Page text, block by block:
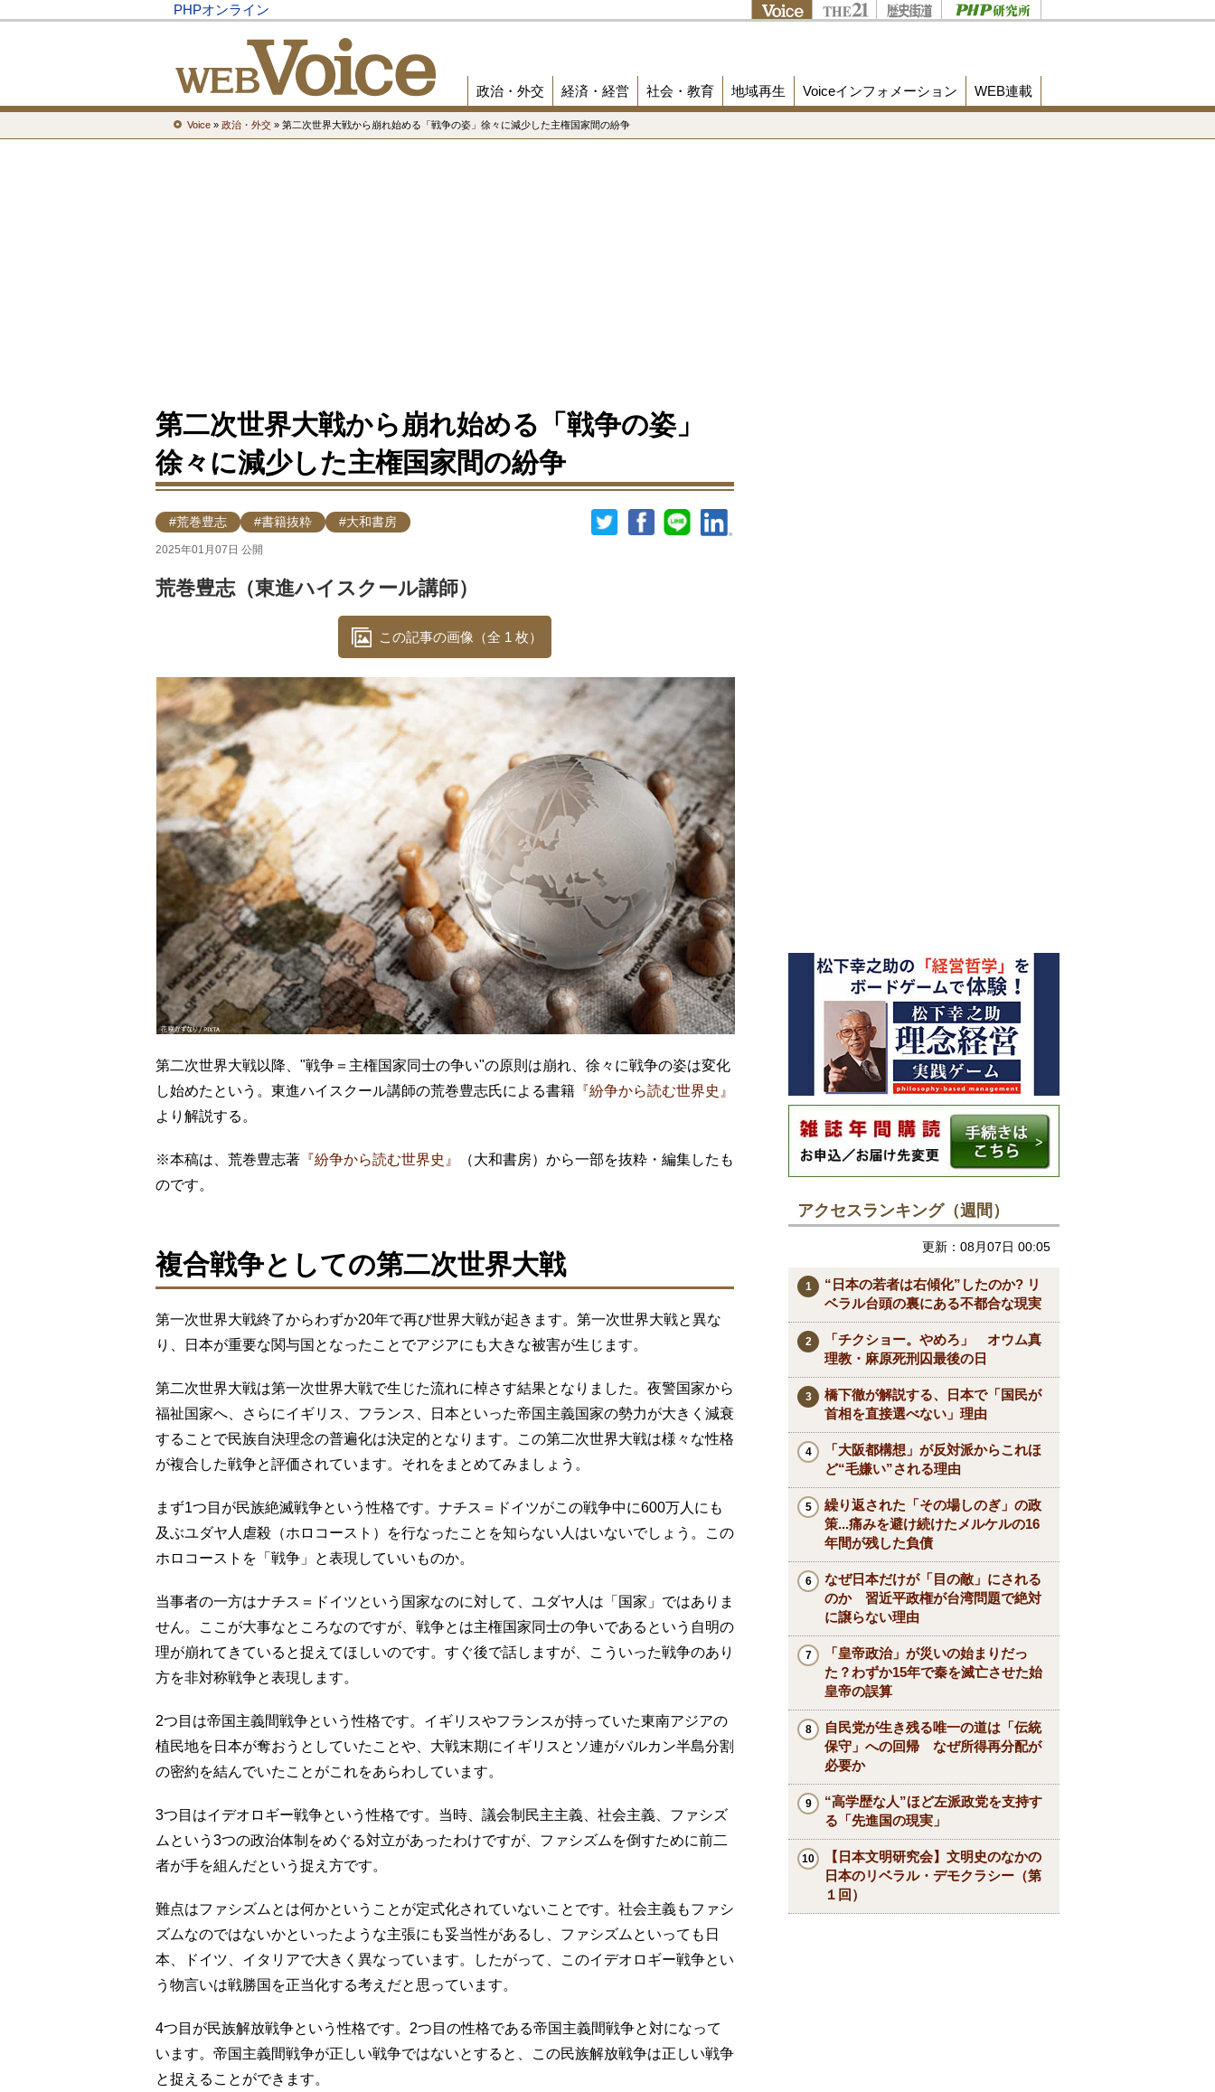
PHPオンライン
政治・外交 経済・経営 社会・教育 地域再生 Voiceインフォメーション WEB連載
Voice » 政治・外交 » 第二次世界大戦から崩れ始める「戦争の姿」徐々に減少した主権国家間の紛争
第二次世界大戦から崩れ始める「戦争の姿」
徐々に減少した主権国家間の紛争
#荒巻豊志 #書籍抜粋 #大和書房
2025年01月07日 公開
荒巻豊志（東進ハイスクール講師）
この記事の画像（全 1 枚）
第二次世界大戦以降、"戦争＝主権国家同士の争い"の原則は崩れ、徐々に戦争の姿は変化
し始めたという。東進ハイスクール講師の荒巻豊志氏による書籍 『紛争から読む世界史』
より解説する。
※本稿は、荒巻豊志著 『紛争から読む世界史』
（大和書房）から一部を抜粋・編集したも
のです。
複合戦争としての第二次世界大戦
第一次世界大戦終了からわずか20年で再び世界大戦が起きます。第一次世界大戦と異な
り、日本が重要な関与国となったことでアジアにも大きな被害が生じます。
第二次世界大戦は第一次世界大戦で生じた流れに棹さす結果となりました。夜警国家から
福祉国家へ、さらにイギリス、フランス、日本といった帝国主義国家の勢力が大きく減衰
することで民族自決理念の普遍化は決定的となります。この第二次世界大戦は様々な性格
が複合した戦争と評価されています。それをまとめてみましょう。
まず1つ目が民族絶滅戦争という性格です。ナチス＝ドイツがこの戦争中に600万人にも
及ぶユダヤ人虐殺（ホロコースト）を行なったことを知らない人はいないでしょう。この
ホロコーストを「戦争」と表現していいものか。
当事者の一方はナチス＝ドイツという国家なのに対して、ユダヤ人は「国家」ではありま
せん。ここが大事なところなのですが、戦争とは主権国家同士の争いであるという自明の
理が崩れてきていると捉えてほしいのです。すぐ後で話しますが、こういった戦争のあり
方を非対称戦争と表現します。
2つ目は帝国主義間戦争という性格です。イギリスやフランスが持っていた東南アジアの
植民地を日本が奪おうとしていたことや、大戦末期にイギリスとソ連がバルカン半島分割
の密約を結んでいたことがこれをあらわしています。
3つ目はイデオロギー戦争という性格です。当時、議会制民主主義、社会主義、ファシズ
ムという3つの政治体制をめぐる対立があったわけですが、ファシズムを倒すために前二
者が手を組んだという捉え方です。
難点はファシズムとは何かということが定式化されていないことです。社会主義もファシ
ズムなのではないかといったような主張にも妥当性があるし、ファシズムといっても日
本、ドイツ、イタリアで大きく異なっています。したがって、このイデオロギー戦争とい
う物言いは戦勝国を正当化する考えだと思っています。
4つ目が民族解放戦争という性格です。2つ目の性格である帝国主義間戦争と対になって
います。帝国主義間戦争が正しい戦争ではないとすると、この民族解放戦争は正しい戦争
と捉えることができます。
アクセスランキング（週間）
更新：08月07日 00:05
“日本の若者は右傾化”したのか? リ
ベラル台頭の裏にある不都合な現実
「チクショー。やめろ」 オウム真
理教・麻原死刑囚最後の日
橋下徹が解説する、日本で「国民が
首相を直接選べない」理由
「大阪都構想」が反対派からこれほ
ど“毛嫌い”される理由
繰り返された「その場しのぎ」の政
策...痛みを避け続けたメルケルの16
年間が残した負債
なぜ日本だけが「目の敵」にされる
のか 習近平政権が台湾問題で絶対
に譲らない理由
「皇帝政治」が災いの始まりだっ
た？わずか15年で秦を滅亡させた始
皇帝の誤算
自民党が生き残る唯一の道は「伝統
保守」への回帰 なぜ所得再分配が
必要か
“高学歴な人”ほど左派政党を支持す
る「先進国の現実」
【日本文明研究会】文明史のなかの
日本のリベラル・デモクラシー（第
１回）